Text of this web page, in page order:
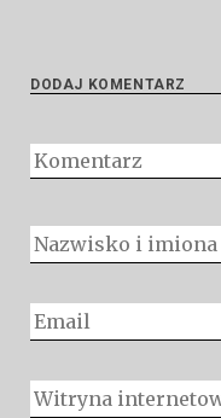
DODAJ KOMENTARZ